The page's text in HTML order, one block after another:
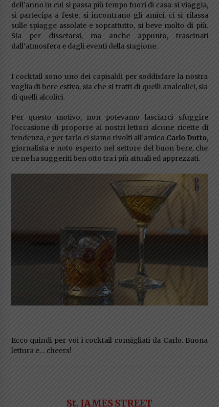
dell’anno in cui si passa più tempo fuori di casa: si viaggia,
si partecipa a feste, si incontrano gli amici, ci si rilassa
sulle spiagge assolate e soprattutto, si beve molto di più.
Sia per dissetarsi, ma anche appunto, trascinati
dall’atmosfera e dagli eventi della stagione.
I cocktail sono uno dei capisaldi per soddisfare la nostra
voglia di bere estiva, sia che si tratti di quelli analcolici, sia
di quelli alcolici.
Per questo motivo, non potevamo lasciarci sfuggire
l’occasione di proporre ai nostri lettori alcune ricette di
tendenza, e per farlo ci siamo rivolti all’amico Carlo Dutto,
giornalista e noto esperto nel settore del buon bere, che
ce ne ha suggeriti ben otto tra i più attuali ed apprezzati.
Ecco quindi per voi i cocktail consigliati da Carlo. Buona
lettura e… cheers!
St. JAMES STREET